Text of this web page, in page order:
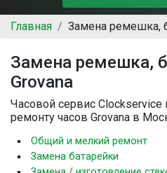
Главная Замена ремешка,
Замена ремешка,
Grovana
Часовой сервис Clockservice
ремонту часов Grovana в
Общий и мелкий ремонт
Замена батарейки